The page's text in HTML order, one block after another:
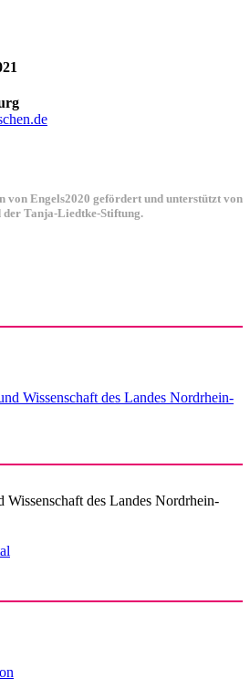
von Engels2020 gefördert und unterstützt von
der Tanja-Liedtke-Stiftung.
des Landes Nordrhein-